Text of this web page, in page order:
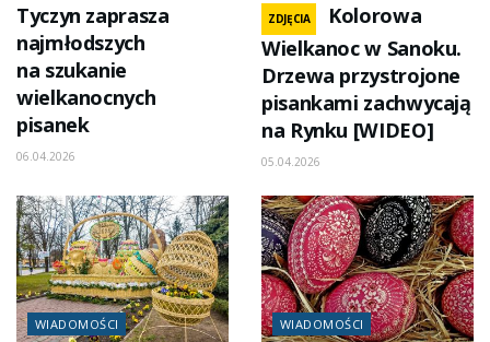
Tyczyn zaprasza
najmłodszych
na szukanie
wielkanocnych
pisanek
06.04.2026
ZDJĘCIA
Kolorowa
Wielkanoc w Sanoku.
Drzewa przystrojone
pisankami zachwycają
na Rynku [WIDEO]
05.04.2026
WIADOMOŚCI WIADOMOŚCI